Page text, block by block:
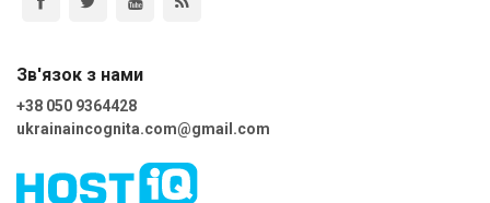
Зв'язок з нами
+38 050 9364428
ukrainaincognita.com@gmail.com